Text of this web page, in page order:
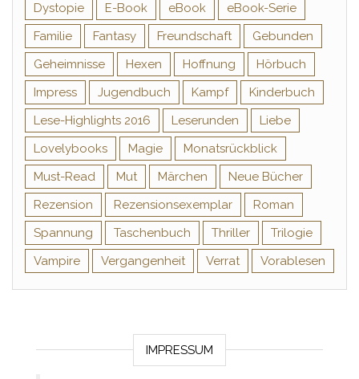
Dystopie
E-Book eBook
eBook-Serie
Familie
Fantasy Freundschaft
Gebunden
Geheimnisse
Hexen Hoffnung
Hörbuch
Impress
Jugendbuch Kampf
Kinderbuch
Lese-Highlights 2016
Leserunden
Liebe
Lovelybooks
Magie
Monatsrückblick
Must-Read
Mut Märchen
Neue Bücher
Rezension
Rezensionsexemplar
Roman
Spannung
Taschenbuch Thriller
Trilogie
Vampire
Vergangenheit Verrat Vorablesen
IMPRESSUM